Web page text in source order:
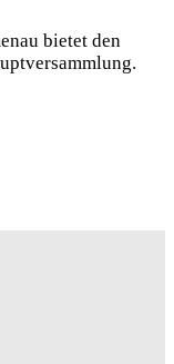
bietet den